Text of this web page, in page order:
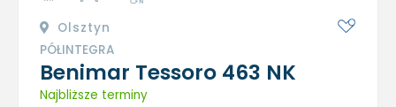
Olsztyn
PÓŁINTEGRA
Benimar Tessoro 463 NK
Najbliższe terminy